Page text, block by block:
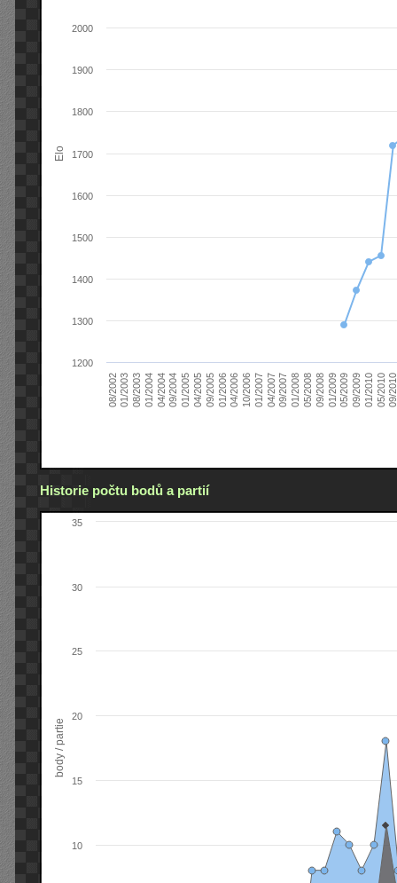
Elo
08/200201/200308/200301/200404/200409/200401/200504/200509/200501/200604/200610/200601/200704/200709/200701/200805/200809/200801/200905/200909/200901/201005/201009/
1200
1300
1400
1500
1600
1700
1800
1900
2000
Historie počtu bodů a partií
body / partie
10
15
20
25
30
35